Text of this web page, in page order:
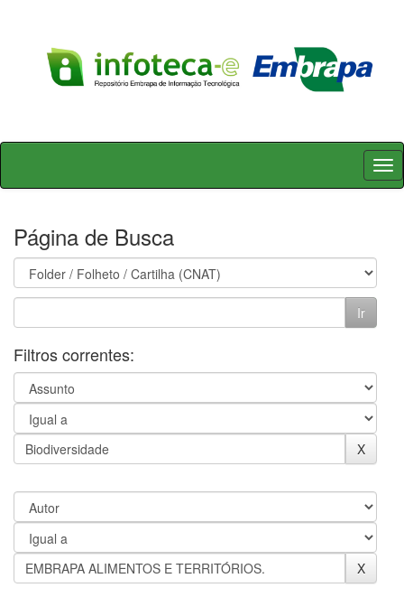
Skip
Página de Busca
Filtros correntes: